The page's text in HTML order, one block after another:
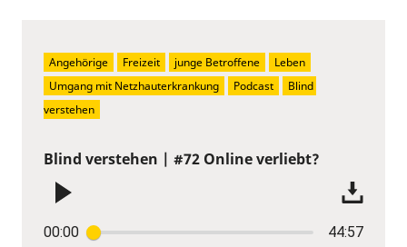
Blind verstehen | #72 Online verliebt?
00:00 44:57
Angehörige Freizeit junge Betroffene
Leben
Umgang mit Netzhauterkrankung
Podcast
Blind
verstehen